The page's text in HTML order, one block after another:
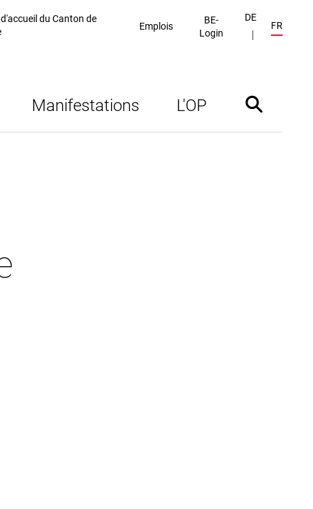
du Canton de
Emplois
BE-
Login
DE
FR
Manifestations L'OP Afficher/